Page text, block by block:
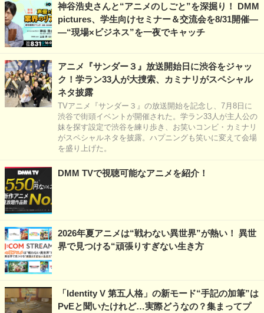
神谷浩史さんと“アニメのしごと”を深掘り！ DMM
pictures、学生向けセミナー＆交流会を8/31開催―
―“現場×ビジネス”を一夜でキャッチ
アニメ『サンダー３』放送開始日に渋谷をジャッ
ク！学ラン33人が大捜索、カミナリがスペシャル
ネタ披露
TVアニメ『サンダー３』の放送開始を記念し、7月8日に
渋谷で街頭イベントが開催された。学ラン33人が主人公の
妹を探す設定で渋谷を練り歩き、お笑いコンビ・カミナリ
がスペシャルネタを披露。ハプニングも笑いに変えて会場
を盛り上げた。
DMM TVで視聴可能なアニメを紹介！
2026年夏アニメは“戦わない異世界”が熱い！ 異世
界で見つける“頑張りすぎない生き方
「Identity V 第五人格」の新モード“手記の加筆”は
PvEと聞いたけれど…実際どうなの？集まってプ